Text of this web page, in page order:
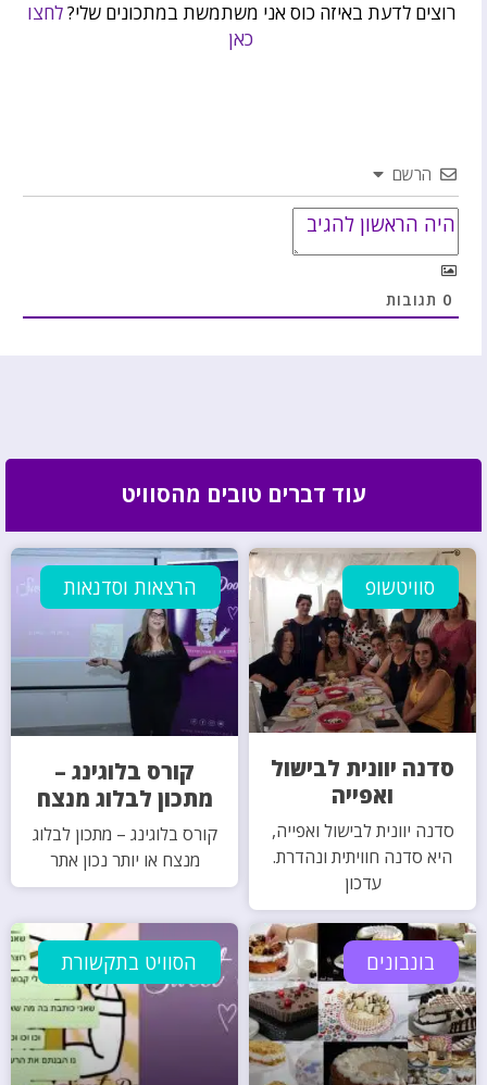
רוצים לדעת באיזה כוס אני משתמשת במתכונים שלי?לחצו
כאן
הרשם
0 תגובות
עוד דברים טובים מהסוויט
סוויטשופ
סדנה יוונית לבישול
ואפייה
סדנה יוונית לבישול ואפייה,
היא סדנה חוויתית ונהדרת.
עדכון
הרצאות וסדנאות
קורס בלוגינג –
מתכון לבלוג מנצח
קורס בלוגינג – מתכון לבלוג
מנצח או יותר נכון אתר
בונבונים הסוויט בתקשורת